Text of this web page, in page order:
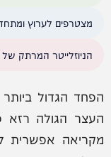
מצטרפים לערוץ
הניוזלייטר המרתק
הפחד הגדול
העצר הגולה רזא
מקריאה אפשרית